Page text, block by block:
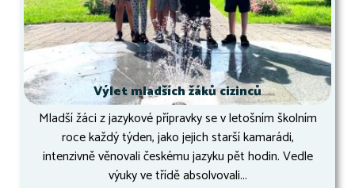
Výlet mladších žáků cizinců
Mladší žáci z jazykové přípravky se v letošním školním
roce každý týden, jako jejich starší kamarádi,
intenzivně věnovali českému jazyku pět hodin. Vedle
výuky ve třídě absolvovali...